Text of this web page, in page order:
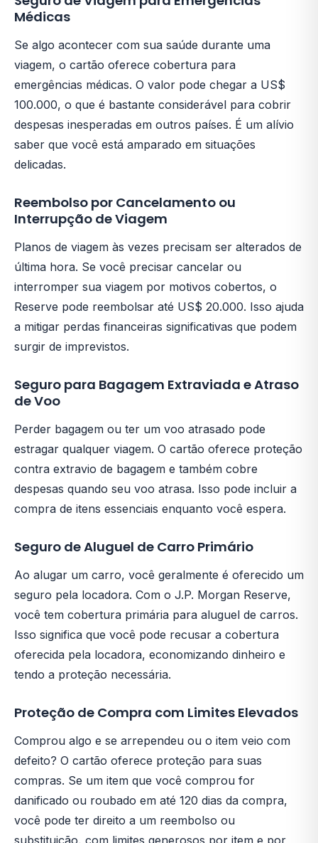
Médicas
Se algo acontecer com sua saúde durante uma
viagem, o cartão oferece cobertura para
emergências médicas. O valor pode chegar a US$
100.000, o que é bastante considerável para cobrir
despesas inesperadas em outros países. É um alívio
saber que você está amparado em situações
delicadas.
Reembolso por Cancelamento ou
Interrupção de Viagem
Planos de viagem às vezes precisam ser alterados de
última hora. Se você precisar cancelar ou
interromper sua viagem por motivos cobertos, o
Reserve pode reembolsar até US$ 20.000. Isso ajuda
a mitigar perdas financeiras significativas que podem
surgir de imprevistos.
Seguro para Bagagem Extraviada e Atraso
de Voo
Perder bagagem ou ter um voo atrasado pode
estragar qualquer viagem. O cartão oferece proteção
contra extravio de bagagem e também cobre
despesas quando seu voo atrasa. Isso pode incluir a
compra de itens essenciais enquanto você espera.
Seguro de Aluguel de Carro Primário
Ao alugar um carro, você geralmente é oferecido um
seguro pela locadora. Com o J.P. Morgan Reserve,
você tem cobertura primária para aluguel de carros.
Isso significa que você pode recusar a cobertura
oferecida pela locadora, economizando dinheiro e
tendo a proteção necessária.
Proteção de Compra com Limites Elevados
Comprou algo e se arrependeu ou o item veio com
defeito? O cartão oferece proteção para suas
compras. Se um item que você comprou for
danificado ou roubado em até 120 dias da compra,
você pode ter direito a um reembolso ou
substituição, com limites generosos por item e por